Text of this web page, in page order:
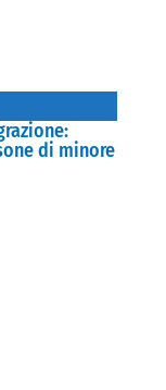
di minore